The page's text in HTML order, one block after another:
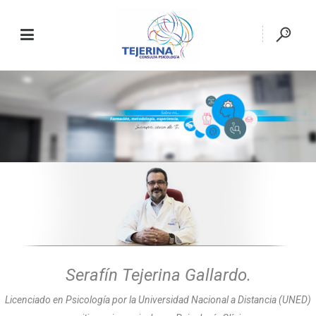
Serafín Tejerina Gallardo.
Licenciado en Psicología por la Universidad Nacional a Distancia (UNED)